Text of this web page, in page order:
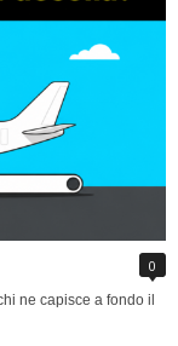
0
ne capisce a fondo il